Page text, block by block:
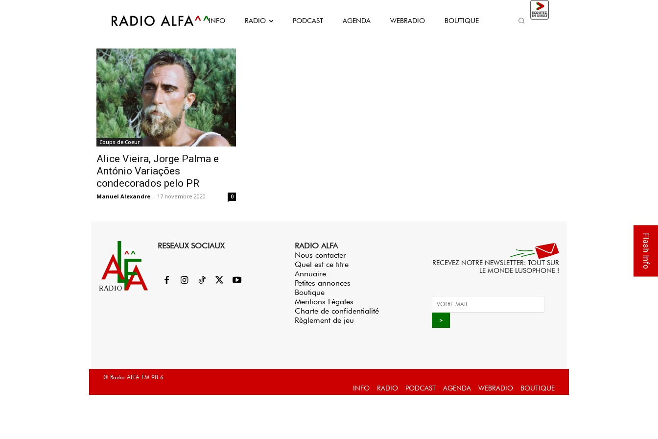
INFO RADIO PODCAST AGENDA WEBRADIO BOUTIQUE
Accueil Tags Alice Vieira
Tag: Alice Vieira
Coups de Coeur
Alice Vieira, Jorge Palma e
António Variações
condecorados pelo PR
Manuel Alexandre - 17 novembre 2020 0
RADIO
RESEAUX SOCIAUX
RADIO ALFA
Nous contacter
Quel est ce titre
Annuaire
Petites annonces
Boutique
Mentions Légales
Charte de confidentialité
Règlement de jeu
RECEVEZ NOTRE NEWSLETTER: TOUT SUR
LE MONDE LUSOPHONE !
© Radio ALFA FM 98.6
INFO RADIO PODCAST AGENDA WEBRADIO BOUTIQUE
Flash Info